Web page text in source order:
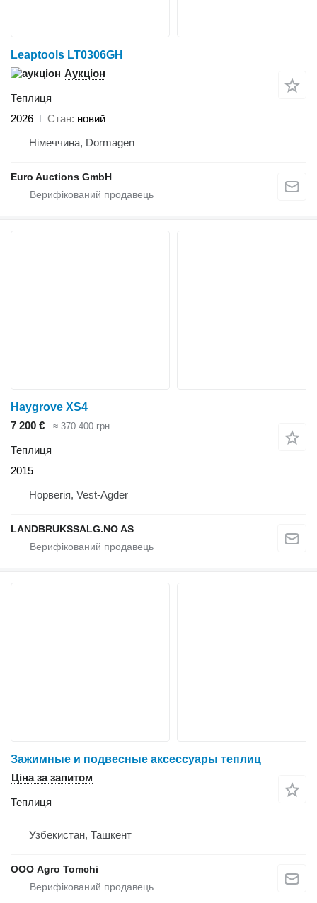
Leaptools LT0306GH
Аукціон
Теплиця
2026
Стан новий
Німеччина, Dormagen
Euro Auctions GmbH
Haygrove XS4
7 200 €
≈ 370 400 грн
Теплиця
2015
Норвегія, Vest-Agder
LANDBRUKSSALG.NO AS
Зажимные и подвесные аксессуары теплиц
Ціна за запитом
Теплиця
Узбекистан, Ташкент
ООО Agro Tomchi